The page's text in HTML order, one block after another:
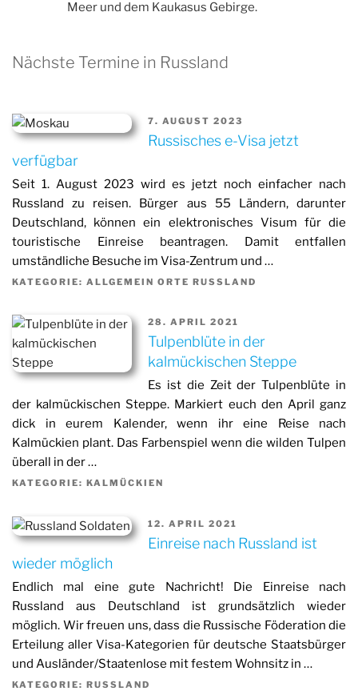
Meer und dem Kaukasus Gebirge.
Nächste Termine in Russland
7. AUGUST 2023
Russisches e-Visa jetzt
verfügbar
Seit 1. August 2023 wird es jetzt noch einfacher nach
Russland zu reisen. Bürger aus 55 Ländern, darunter
Deutschland, können ein elektronisches Visum für die
touristische Einreise beantragen. Damit entfallen
umständliche Besuche im Visa-Zentrum und …
KATEGORIE: ALLGEMEIN ORTE RUSSLAND
28. APRIL 2021
Tulpenblüte in der
kalmückischen Steppe
Es ist die Zeit der Tulpenblüte in
der kalmückischen Steppe. Markiert euch den April ganz
dick in eurem Kalender, wenn ihr eine Reise nach
Kalmückien plant. Das Farbenspiel wenn die wilden Tulpen
überall in der …
KATEGORIE: KALMÜCKIEN
12. APRIL 2021
Einreise nach Russland ist
wieder möglich
Endlich mal eine gute Nachricht! Die Einreise nach
Russland aus Deutschland ist grundsätzlich wieder
möglich. Wir freuen uns, dass die Russische Föderation die
Erteilung aller Visa-Kategorien für deutsche Staatsbürger
und Ausländer/Staatenlose mit festem Wohnsitz in …
KATEGORIE: RUSSLAND